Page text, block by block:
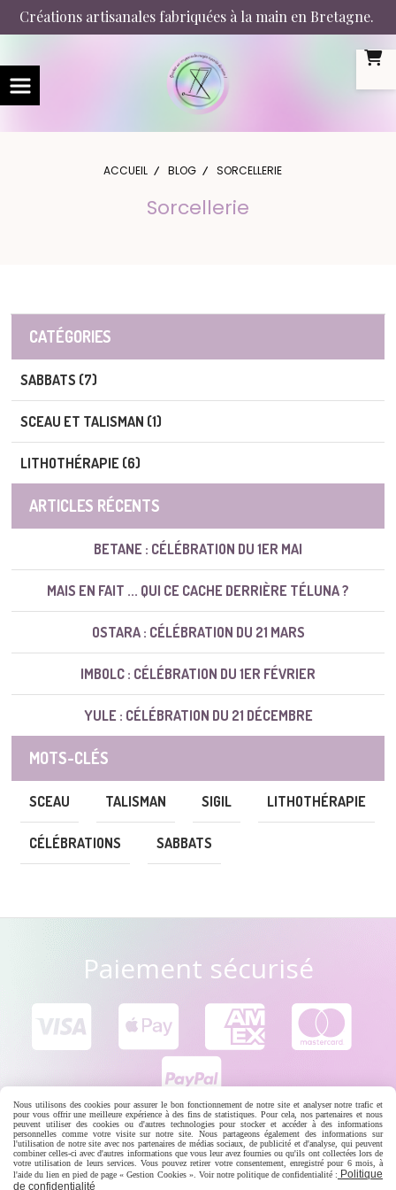
Créations artisanales fabriquées à la main en Bretagne.
ACCUEIL BLOG SORCELLERIE
Sorcellerie
CATÉGORIES
SABBATS (7)
SCEAU ET TALISMAN (1)
LITHOTHÉRAPIE (6)
ARTICLES RÉCENTS
BETANE : CÉLÉBRATION DU 1ER MAI
MAIS EN FAIT ... QUI CE CACHE DERRIÈRE TÉLUNA ?
OSTARA : CÉLÉBRATION DU 21 MARS
IMBOLC : CÉLÉBRATION DU 1ER FÉVRIER
YULE : CÉLÉBRATION DU 21 DÉCEMBRE
MOTS-CLÉS
SCEAU TALISMAN SIGIL LITHOTHÉRAPIE
CÉLÉBRATIONS SABBATS
Paiement sécurisé
  


Conditions générales de vente Se rétracter
Nous utilisons des cookies pour assurer le bon fonctionnement de notre site et analyser notre trafic et
pour vous offrir une meilleure expérience à des fins de statistiques. Pour cela, nos partenaires et nous
peuvent utiliser des cookies ou d'autres technologies pour stocker et accéder à des informations
personnelles comme votre visite sur notre site. Nous partageons également des informations sur
l'utilisation de notre site avec nos partenaires de médias sociaux, de publicité et d'analyse, qui peuvent
combiner celles-ci avec d'autres informations que vous leur avez fournies ou qu'ils ont collectées lors de
votre utilisation de leurs services. Vous pouvez retirer votre consentement, enregistré pour 6 mois, à
l'aide du lien en pied de page « Gestion Cookies ». Voir notre politique de confidentialité : Politique
de confidentialité